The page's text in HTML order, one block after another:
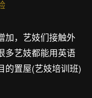
加，艺妓们接触外
多艺妓都能用英语
的置屋(艺妓培训班)